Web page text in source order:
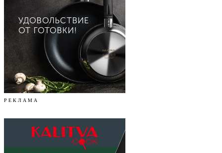
Р Е К Л А М А